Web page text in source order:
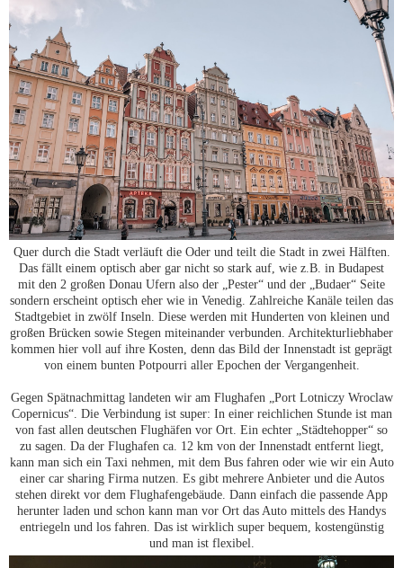
Quer durch die Stadt verläuft die Oder und teilt die Stadt in zwei Hälften.
Das fällt einem optisch aber gar nicht so stark auf, wie z.B. in Budapest
mit den 2 großen Donau Ufern also der „Pester“ und der „Budaer“ Seite
sondern erscheint optisch eher wie in Venedig. Zahlreiche Kanäle teilen das
Stadtgebiet in zwölf Inseln. Diese werden mit Hunderten von kleinen und
großen Brücken sowie Stegen miteinander verbunden. Architekturliebhaber
kommen hier voll auf ihre Kosten, denn das Bild der Innenstadt ist geprägt
von einem bunten Potpourri aller Epochen der Vergangenheit.
Gegen Spätnachmittag landeten wir am Flughafen „Port Lotniczy Wroclaw
Copernicus“. Die Verbindung ist super: In einer reichlichen Stunde ist man
von fast allen deutschen Flughäfen vor Ort. Ein echter „Städtehopper“ so
zu sagen. Da der Flughafen ca. 12 km von der Innenstadt entfernt liegt,
kann man sich ein Taxi nehmen, mit dem Bus fahren oder wie wir ein Auto
einer car sharing Firma nutzen. Es gibt mehrere Anbieter und die Autos
stehen direkt vor dem Flughafengebäude. Dann einfach die passende App
herunter laden und schon kann man vor Ort das Auto mittels des Handys
entriegeln und los fahren. Das ist wirklich super bequem, kostengünstig
und man ist flexibel.